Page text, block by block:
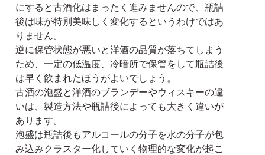
にすると古酒化はまったく進みませんので、瓶詰
後は味が特別美味しく変化するというわけではあ
りません。
逆に保管状態が悪いと洋酒の品質が落ちてしまう
ため、一定の低温度、冷暗所で保管をして瓶詰後
は早く飲まれたほうがよいでしょう。
古酒の泡盛と洋酒のブランデーやウィスキーの違
いは、製造方法や瓶詰後によっても大きく違いが
あります。
泡盛は瓶詰後もアルコールの分子を水の分子が包
み込みクラスター化していく物理的な変化が起こ